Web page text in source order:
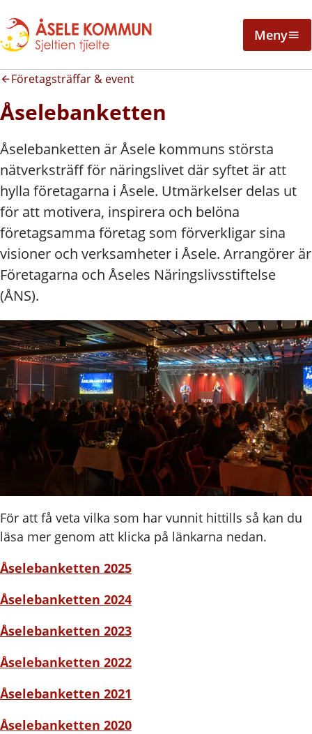
Meny
Företagsträffar & event
Åselebanketten
Åselebanketten är Åsele kommuns största
nätverksträff för näringslivet där syftet är att
hylla företagarna i Åsele. Utmärkelser delas ut
för att motivera, inspirera och belöna
företagsamma företag som förverkligar sina
visioner och verksamheter i Åsele. Arrangörer är
Företagarna och Åseles Näringslivsstiftelse
(ÅNS).
För att få veta vilka som har vunnit hittills så kan du
läsa mer genom att klicka på länkarna nedan.
Åselebanketten 2025
Åselebanketten 2024
Åselebanketten 2023
Åselebanketten 2022
Åselebanketten 2021
Åselebanketten 2020